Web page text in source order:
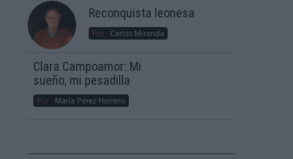
Reconquista leonesa
Por Carlos Miranda
Clara Campoamor: Mi
sueño, mi pesadilla
Por María Pérez Herrero